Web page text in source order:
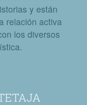
y están
relación activa
los diversos